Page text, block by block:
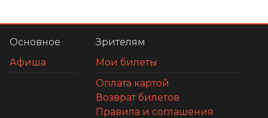
Основное
Афиша
Зрителям
Мои билеты
Оплата картой
Возврат билетов
Правила и соглашения